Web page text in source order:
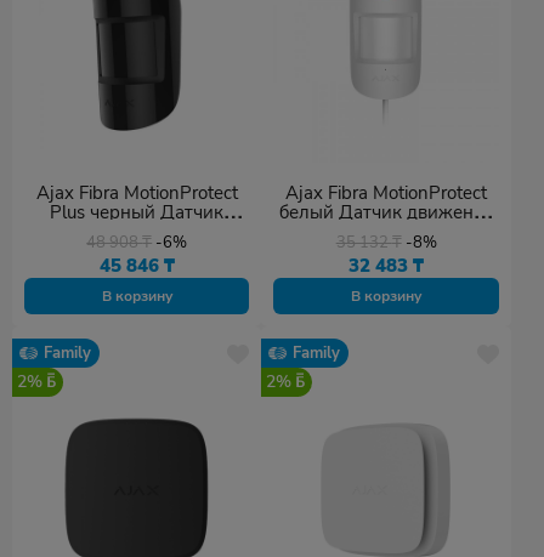
Ajax Fibra MotionProtect
Plus черный Датчик
движения с
микроволновым сенсором
и с иммунитетом к
животным
48 908₸ -6%
45 846 ₸
В корзину
Ajax Fibra MotionProtect
белый Датчик движения
с иммунитетом к
животным
35 132₸ -8%
32 483₸
В корзину
Family
2%
Family
2%